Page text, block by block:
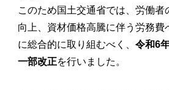
このため国土交通省では、労働者
向上、資材価格高騰に伴う労務費
に総合的に取り組むべく、 令和6
一部改正を行いました。